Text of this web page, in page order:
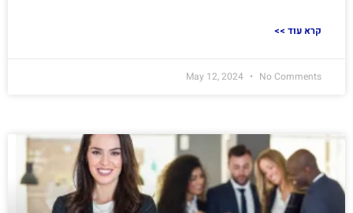
<< קרא עוד
May 12, 2024 No Comments